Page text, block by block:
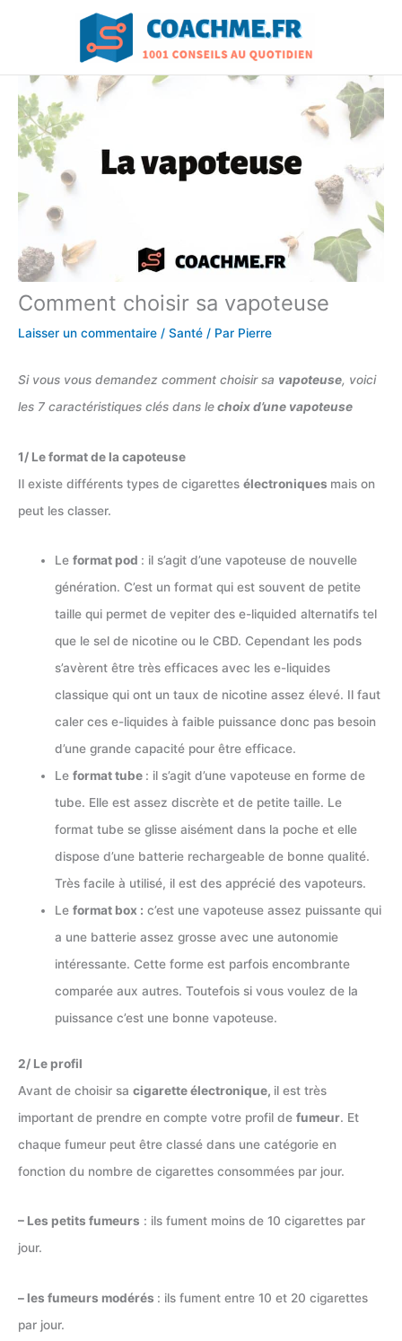
Comment choisir sa vapoteuse
Laisser un commentaire / Santé / Par Pierre
Si vous vous demandez comment choisir sa vapoteuse, voici
les 7 caractéristiques clés dans lechoix d’une vapoteuse
1/ Le format de la capoteuse
Il existe différents types de cigarettes électroniques mais on
peut les classer.
Leformat pod : il s’agit d’une vapoteuse de nouvelle
génération. C’est un format qui est souvent de petite
taille qui permet de vepiter des e-liquided alternatifs tel
que le sel de nicotine ou le CBD. Cependant les pods
s’avèrent être très efficaces avec les e-liquides
classique qui ont un taux de nicotine assez élevé. Il faut
caler ces e-liquides à faible puissance donc pas besoin
d’une grande capacité pour être efficace.
Leformat tube : il s’agit d’une vapoteuse en forme de
tube. Elle est assez discrète et de petite taille. Le
format tube se glisse aisément dans la poche et elle
dispose d’une batterie rechargeable de bonne qualité.
Très facile à utilisé, il est des apprécié des vapoteurs.
Leformat box : c’est une vapoteuse assez puissante qui
a une batterie assez grosse avec une autonomie
intéressante. Cette forme est parfois encombrante
comparée aux autres. Toutefois si vous voulez de la
puissance c’est une bonne vapoteuse.
2/ Le profil
Avant de choisir sa cigarette électronique, il est très
important de prendre en compte votre profil de fumeur. Et
chaque fumeur peut être classé dans une catégorie en
fonction du nombre de cigarettes consommées par jour.
– Les petits fumeurs : ils fument moins de 10 cigarettes par
jour.
– les fumeurs modérés : ils fument entre 10 et 20 cigarettes
par jour.